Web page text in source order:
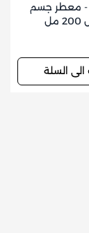
- معطر جسم
السلة